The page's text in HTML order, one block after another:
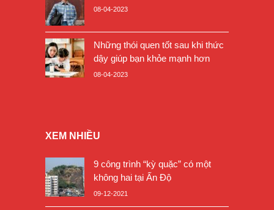
08-04-2023
Những thói quen tốt sau khi thức
dậy giúp bạn khỏe mạnh hơn
08-04-2023
XEM NHIỀU
9 công trình “kỳ quặc” có một
không hai tại Ấn Độ
09-12-2021